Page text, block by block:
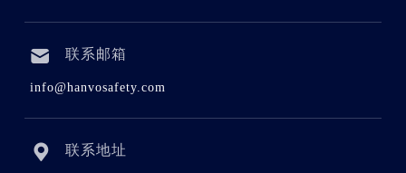
联系邮箱
info@hanvosafety.com
联系地址